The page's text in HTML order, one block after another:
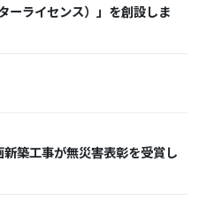
ーライセンス）」を創設しま
築工事が無災害表彰を受賞し